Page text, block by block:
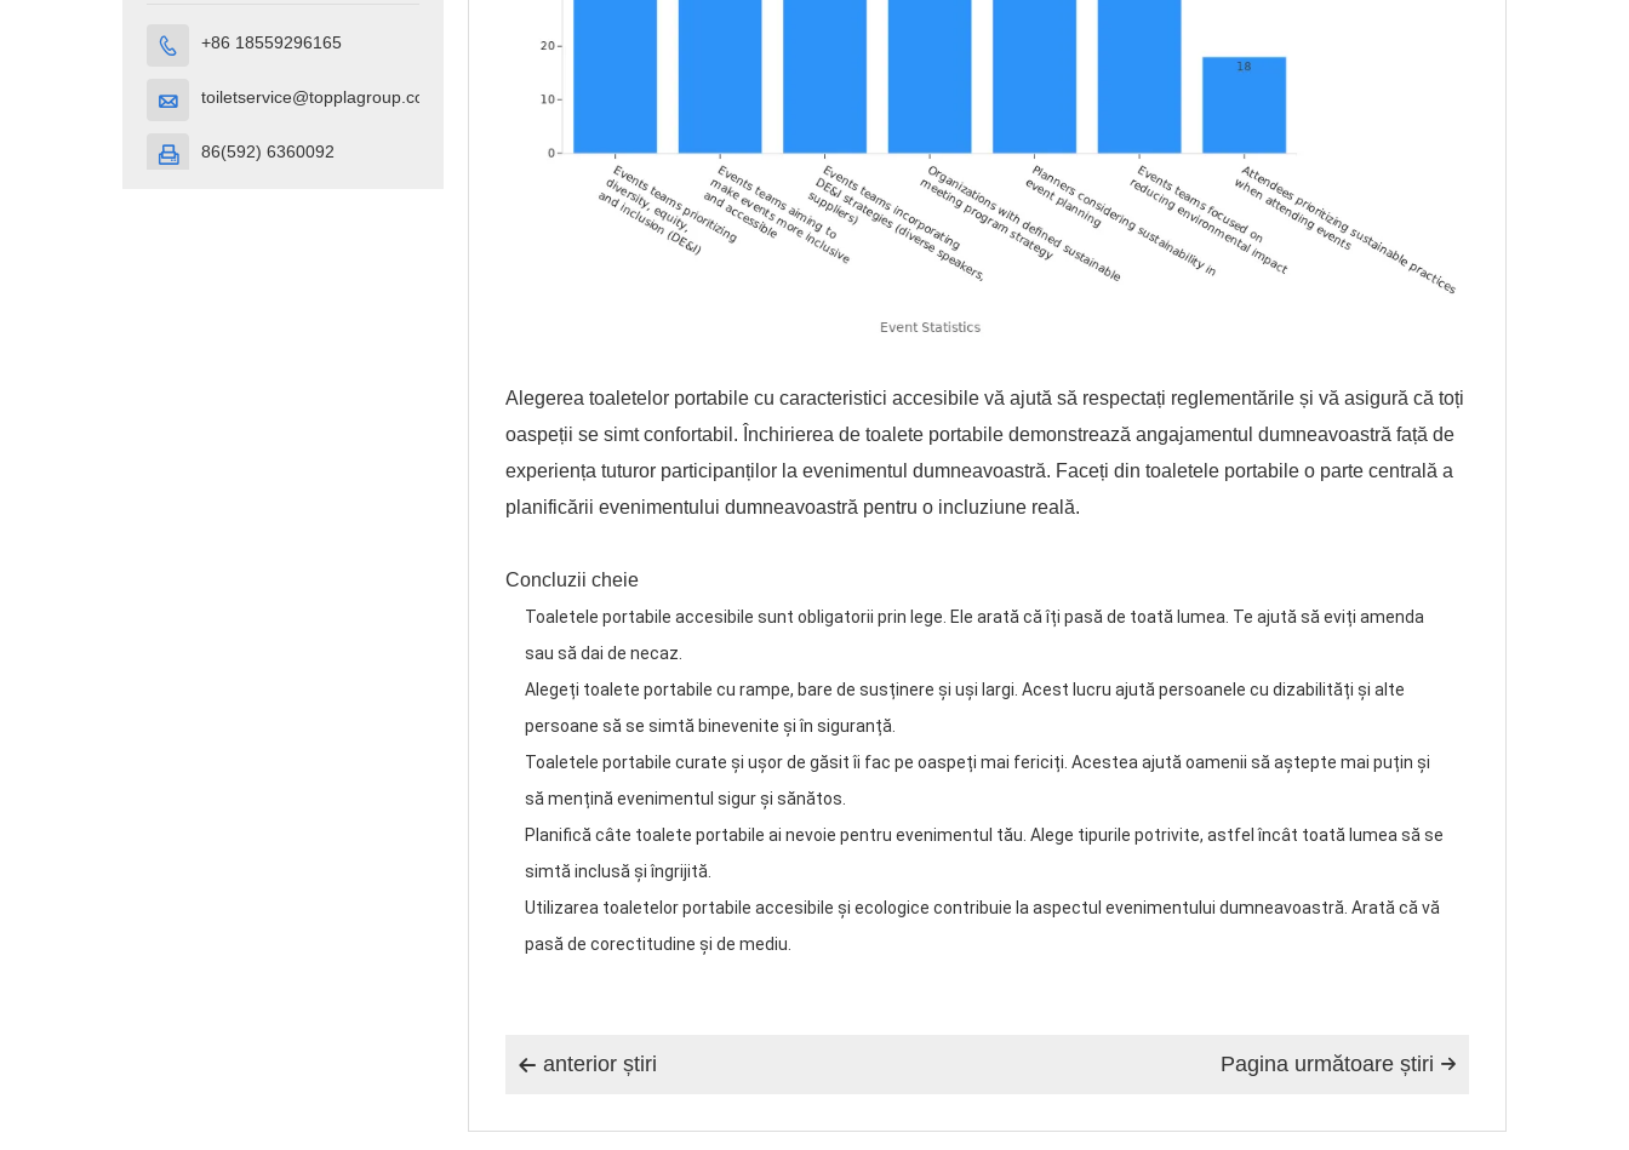
 +86 18559296165
 toiletservice@topplagroup.com
 86(592) 6360092
Alegerea toaletelor portabile cu caracteristici accesibile vă ajută să respectați reglementările și vă asigură că toți
oaspeții se simt confortabil. Închirierea de toalete portabile demonstrează angajamentul dumneavoastră față de
experiența tuturor participanților la evenimentul dumneavoastră. Faceți din toaletele portabile o parte centrală a
planificării evenimentului dumneavoastră pentru o incluziune reală.
Concluzii cheie
Toaletele portabile accesibile sunt obligatorii prin lege. Ele arată că îți pasă de toată lumea. Te ajută să eviți amenda
sau să dai de necaz.
Alegeți toalete portabile cu rampe, bare de susținere și uși largi. Acest lucru ajută persoanele cu dizabilități și alte
persoane să se simtă binevenite și în siguranță.
Toaletele portabile curate și ușor de găsit îi fac pe oaspeți mai fericiți. Acestea ajută oamenii să aștepte mai puțin și
să mențină evenimentul sigur și sănătos.
Planifică câte toalete portabile ai nevoie pentru evenimentul tău. Alege tipurile potrivite, astfel încât toată lumea să se
simtă inclusă și îngrijită.
Utilizarea toaletelor portabile accesibile și ecologice contribuie la aspectul evenimentului dumneavoastră. Arată că vă
pasă de corectitudine și de mediu.
 anterior știri 
Pagina următoare știri